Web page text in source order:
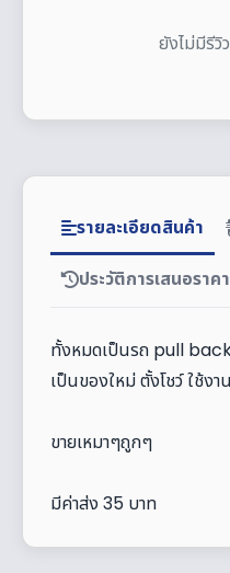
ยังไม่มีรีวิ
รายละเอียดสินค้า
ประวัติการเสนอรา
ทั้งหมดเป็นรถ pull
เป็นของใหม่ ตั้งโชว์ ใช้งา
ขายเหมาๆถูกๆ
มีค่าส่ง 35 บาท